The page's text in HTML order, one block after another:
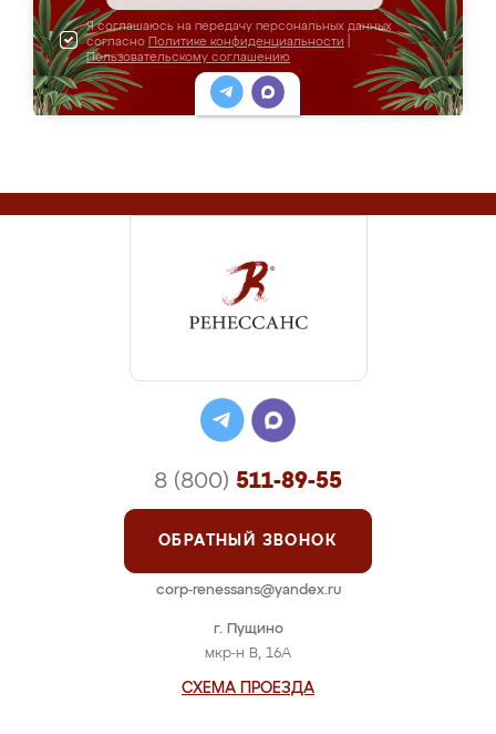
Я соглашаюсь на передачу персональных данных
согласно Политике конфиденциальности
Пользовательскому соглашению
г. Пущино
мкр-н В, 16А
СХЕМА ПРОЕЗДА
8 (800) 511-89-55
ОБРАТНЫЙ ЗВОНОК
corp-renessans@yandex.ru